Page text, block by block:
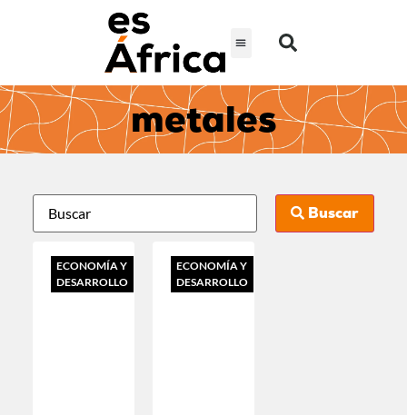
metales
Buscar
ECONOMÍA Y
DESARROLLO
ECONOMÍA Y
DESARROLLO